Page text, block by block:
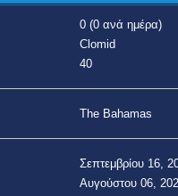
0 (0 ανά ημέρα)
Clomid
40
The Bahamas
Σεπτεμβρίου 16,
Αυγούστου 06,